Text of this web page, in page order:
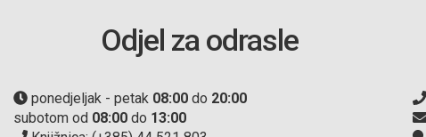
Odjel za odrasle
ponedjeljak - petak 08:00 do 20:00
subotom od 08:00 do 13:00